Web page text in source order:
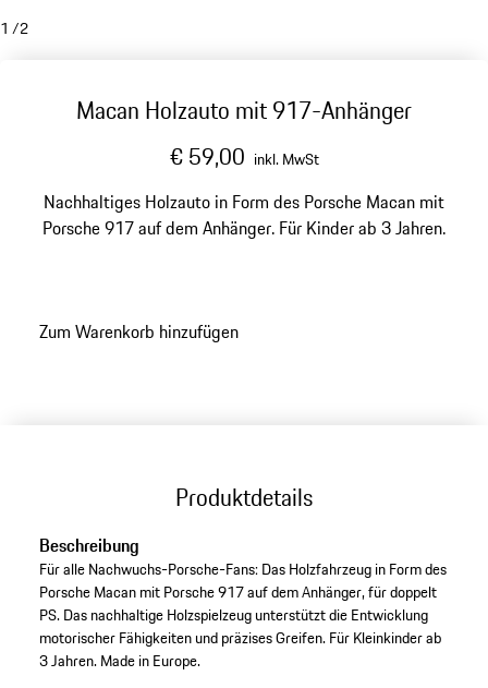
1 /2
Macan Holzauto mit 917-Anhänger
€ 59,00 inkl. MwSt
Nachhaltiges Holzauto in Form des Porsche Macan mit
Porsche 917 auf dem Anhänger. Für Kinder ab 3 Jahren.
Zum Warenkorb hinzufügen
Produktdetails
Beschreibung
Für alle Nachwuchs-Porsche-Fans: Das Holzfahrzeug in Form des
Porsche Macan mit Porsche 917 auf dem Anhänger, für doppelt
PS. Das nachhaltige Holzspielzeug unterstützt die Entwicklung
motorischer Fähigkeiten und präzises Greifen. Für Kleinkinder ab
3 Jahren. Made in Europe.